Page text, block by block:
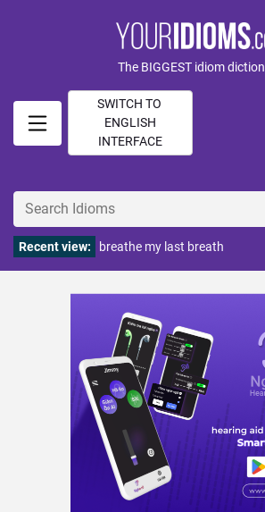
The BIGGEST idiom
SWITCH TO
ENGLISH
INTERFACE
Recent view: breathe my last breath